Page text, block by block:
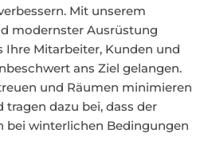
Mit unserem
modernster Ausrüstung
Ihre Mitarbeiter, Kunden und
ans Ziel gelangen.
und Räumen minimieren
dazu bei, dass der
bei winterlichen Bedingungen